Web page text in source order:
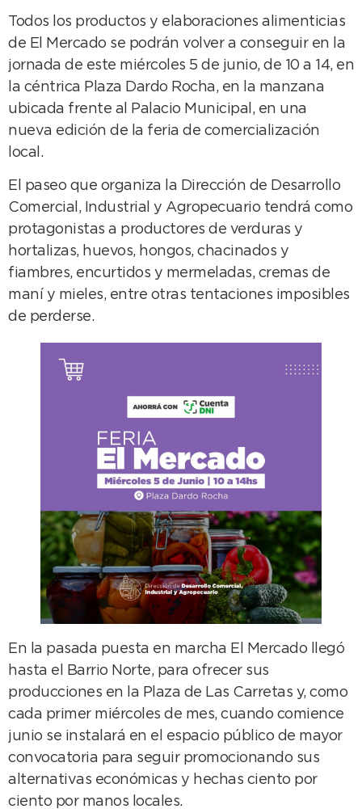
Todos los productos y elaboraciones alimenticias
de El Mercado se podrán volver a conseguir en la
jornada de este miércoles 5 de junio, de 10 a 14, en
la céntrica Plaza Dardo Rocha, en la manzana
ubicada frente al Palacio Municipal, en una
nueva edición de la feria de comercialización
local.
El paseo que organiza la Dirección de Desarrollo
Comercial, Industrial y Agropecuario tendrá como
protagonistas a productores de verduras y
hortalizas, huevos, hongos, chacinados y
fiambres, encurtidos y mermeladas, cremas de
maní y mieles, entre otras tentaciones imposibles
de perderse.
En la pasada puesta en marcha El Mercado llegó
hasta el Barrio Norte, para ofrecer sus
producciones en la Plaza de Las Carretas y, como
cada primer miércoles de mes, cuando comience
junio se instalará en el espacio público de mayor
convocatoria para seguir promocionando sus
alternativas económicas y hechas ciento por
ciento por manos locales.